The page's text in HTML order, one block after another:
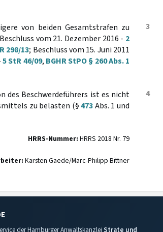
3
von beiden Gesamtstrafen zu
vom 21. Dezember 2016 - 2
298/13; Beschluss vom 15. Juni 2011
5 StR 46/09, BGHR StPO § 260 Abs. 1
4
des Beschwerdeführers ist es nicht
zu belasten (§473Abs. 1 und
HRRS-Nummer: HRRS 2018 Nr. 79
Karsten Gaede/Marc-Philipp Bittner
der Hamburger Anwaltskanzlei Strate und